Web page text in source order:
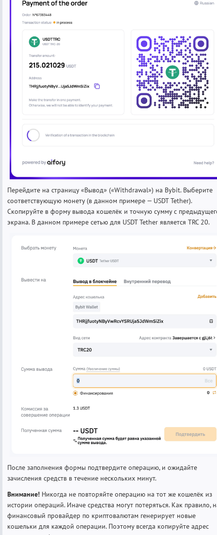
Перейдите на страницу «Вывод» («Withdrawal») на Bybit. Выберите
соответствующую монету (в данном примере — USDT Tether).
Скопируйте в форму вывода кошелёк и точную сумму с
экрана. В данном примере сетью для USDT Tether является TRC 20.
После заполнения формы подтвердите операцию, и ожидайте
зачисления средств в течение нескольких минут.
Внимание! Никогда не повторяйте операцию на тот же кошелёк из
истории операций. Иначе средства могут потеряться. Как правило,
финансовый провайдер по криптовалютам генерирует новые
кошельки для каждой операции. Поэтому всегда копируйте адрес